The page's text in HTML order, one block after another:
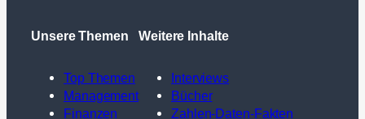
Unsere Themen
Top Themen
Management
Finanzen
Weitere Inhalte
Interviews
Bücher
Zahlen-Daten-Fakten